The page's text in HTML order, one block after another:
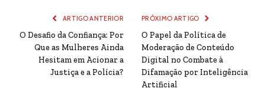
ARTIGO ANTERIOR
O Desafio da Confiança: Por
Que as Mulheres Ainda
Hesitam em Acionar a
Justiça e a Polícia?
PRÓXIMO ARTIGO
O Papel da Política de
Moderação de Conteúdo
Digital no Combate à
Difamação por Inteligência
Artificial